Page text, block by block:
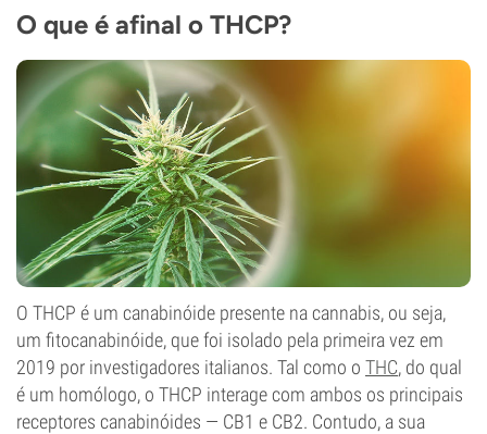
O que é afinal o THCP?
O THCP é um canabinóide presente na cannabis, ou seja,
um fitocanabinóide, que foi isolado pela primeira vez em
2019 por investigadores italianos. Tal como o THC, do qual
é um homólogo, o THCP interage com ambos os principais
receptores canabinóides — CB1 e CB2. Contudo, a sua